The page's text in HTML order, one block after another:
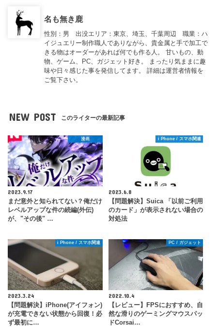
名も無き鹿
性別：男 出没エリア：東京、埼玉、千葉周辺 職業：ハ
イジュエリー制作職人でありながら、貴金属と手で加工で
きる物はオーダーがあれば何でも作る人。 甘いもの、動
物、ゲーム、PC、ガジェット好き。 まったり気ままに趣
味や日々感じた事を発信してます。 詳細は運営者情報を
ご覧下さい。
NEW POST このライターの最新記事
漫画
2023.9.17
まだ意外と知られてない？俺だけ
レベルアップな件の続編(外伝)
が、"その後" …
i Phone / スマホ関連
2023.6.8
【問題解決】Suica 「以前ご利用
のカード」が表示されない場合の
対処法
i Phone / スマホ関連
2023.3.24
【問題解決】iPhone(アイフォン)
が充電できない状態から回復！必
ず最初に…
PC / ガジェット
2022.10.4
【レビュー】FPSにおすすめ、自
然な滑りのゲーミングマウスパッ
ドCorsai…